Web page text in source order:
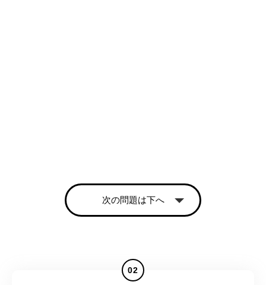
次の問題は下へ
02